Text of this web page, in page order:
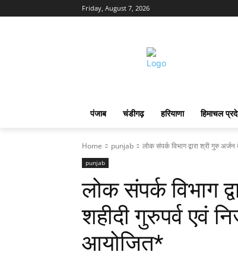
Friday, August 7, 2026
पंजाब चंडीगढ़ हरियाणा हिमाचल
Home punjab लोक संपर्क विभाग द्वारा श्री गुरु
punjab
लोक संपर्क विभाग
शहीदी गुरुपर्व एवं
आयोजित*